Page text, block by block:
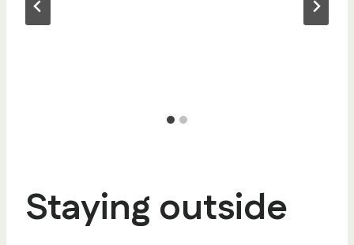
Staying outside